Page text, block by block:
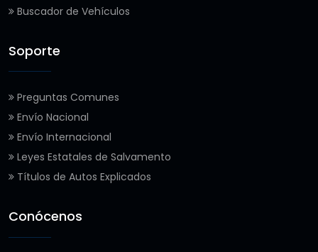
Buscador de Vehículos
Soporte
Preguntas Comunes
Envío Nacional
Envío Internacional
Leyes Estatales de Salvamento
Títulos de Autos Explicados
Conócenos